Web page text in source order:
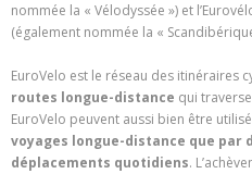
nommée la « Vélodyssée ») et
(également nommée la «
EuroVelo est le réseau des itinéraires
routes longue-distance qui
EuroVelo peuvent aussi bien être
voyages longue-distance que par
déplacements quotidiens.